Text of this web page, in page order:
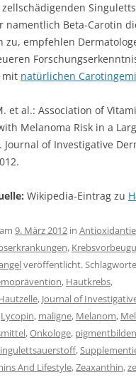
namentlich Beta-Carotin
zu, empfehlen
mit natürlichen
et al.: Association of
Melanoma Risk in a
Journal of Investigative
Wikipedia-Eintrag zu
9. März 2012 in
,
veröffentlicht.
, Hautkrebs,
, Journal of
Lycopin, maligne, Melanom,
,Onkologe,
,
And Lifestyle,Zeaxanthin,